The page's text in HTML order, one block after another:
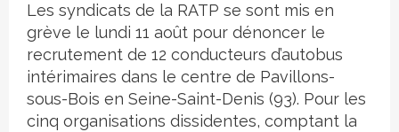
Les syndicats de la RATP se sont mis en
grève le lundi 11 août pour dénoncer le
recrutement de 12 conducteurs d’autobus
intérimaires dans le centre de Pavillons-
sous-Bois en Seine-Saint-Denis (93). Pour les
cinq organisations dissidentes, comptant la